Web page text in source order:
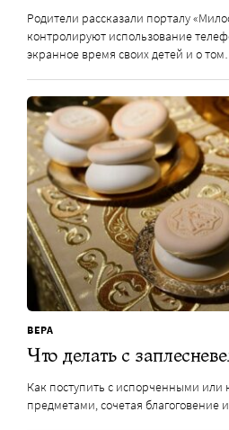
Родители рассказали порталу
контролируют использование
экранное время своих детей и о
ВЕРА
Что делать с
Как поступить с испорченными
предметами, сочетая благоговение